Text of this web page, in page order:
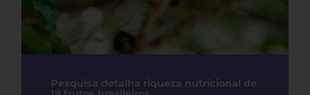
Pesquisa detalha riqueza nutricional de